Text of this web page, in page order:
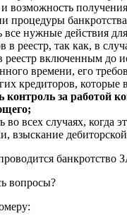
возможность
процедуры
все нужные действия
в реестр, так как, в
реестр включенным до
времени, его
кредиторов, которые
контроль за работой
во всех случаях, когда
взыскание
банкротство
вопросы?